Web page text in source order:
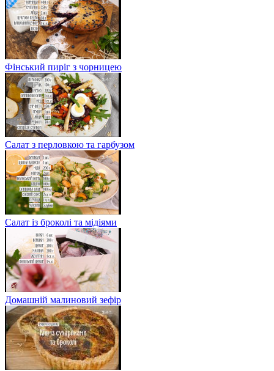
Фінський пиріг з чорницею
Салат з перловкою та гарбузом
Салат із броколі та мідіями
Домашній малиновий зефір